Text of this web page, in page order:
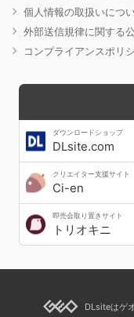
個人情報の取扱いにつ
外部送信規律に関する
コンプライアンスポリ
ダウンロードショップ
DLsite.com
クリエイター支援サイト
Ci-en
即売会取り置きサイト
トリオキニ
DLsiteはゲ